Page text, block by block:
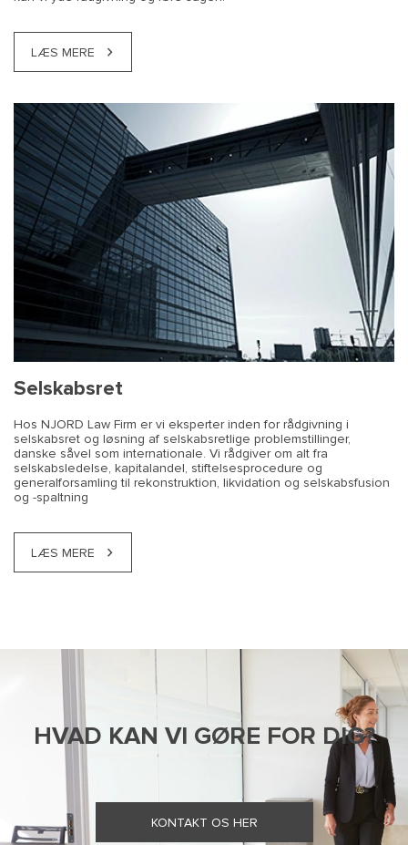
LÆS MERE
Selskabsret
Hos NJORD Law Firm er vi eksperter inden for rådgivning i
selskabsret og løsning af selskabsretlige problemstillinger,
danske såvel som internationale. Vi rådgiver om alt fra
selskabsledelse, kapitalandel, stiftelsesprocedure og
generalforsamling til rekonstruktion, likvidation og selskabsfusion
og -spaltning
LÆS MERE
HVAD KAN VI GØRE FOR DIG?
KONTAKT OS HER